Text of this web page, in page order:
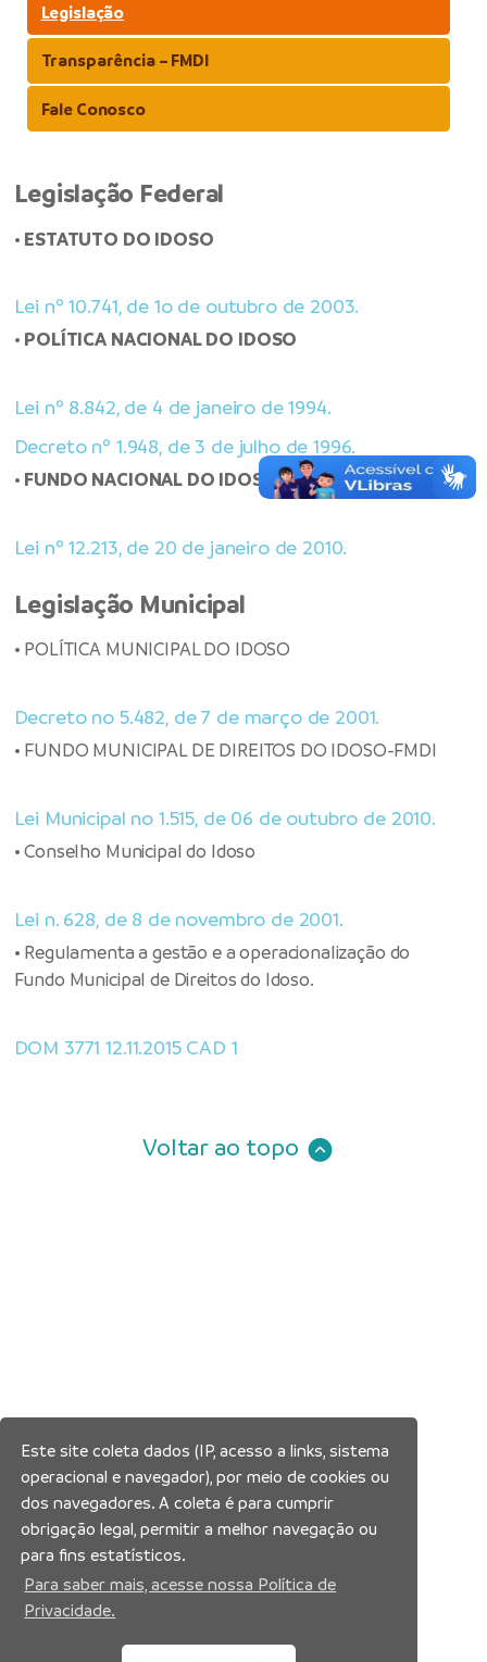
Legislação
Transparência – FMDI
Fale Conosco
Legislação Federal
• ESTATUTO DO IDOSO
Lei nº 10.741, de 1o de outubro de 2003.
• POLÍTICA NACIONAL DO IDOSO
Lei nº 8.842, de 4 de janeiro de 1994.
Decreto nº 1.948, de 3 de julho de 1996.
• FUNDO NACIONAL DO IDOSO
Lei nº 12.213, de 20 de janeiro de 2010.
Legislação Municipal
• POLÍTICA MUNICIPAL DO IDOSO
Decreto no 5.482, de 7 de março de 2001.
• FUNDO MUNICIPAL DE DIREITOS DO IDOSO-FMDI
Lei Municipal no 1.515, de 06 de outubro de 2010.
• Conselho Municipal do Idoso
Lei n. 628, de 8 de novembro de 2001.
• Regulamenta a gestão e a operacionalização do
Fundo Municipal de Direitos do Idoso.
DOM 3771 12.11.2015 CAD 1
Voltar ao topo
Este site coleta dados (IP, acesso a links, sistema
operacional e navegador), por meio de cookies ou
dos navegadores. A coleta é para cumprir
obrigação legal, permitir a melhor navegação ou
para fins estatísticos.
Para saber mais, acesse nossa Política de
Privacidade.